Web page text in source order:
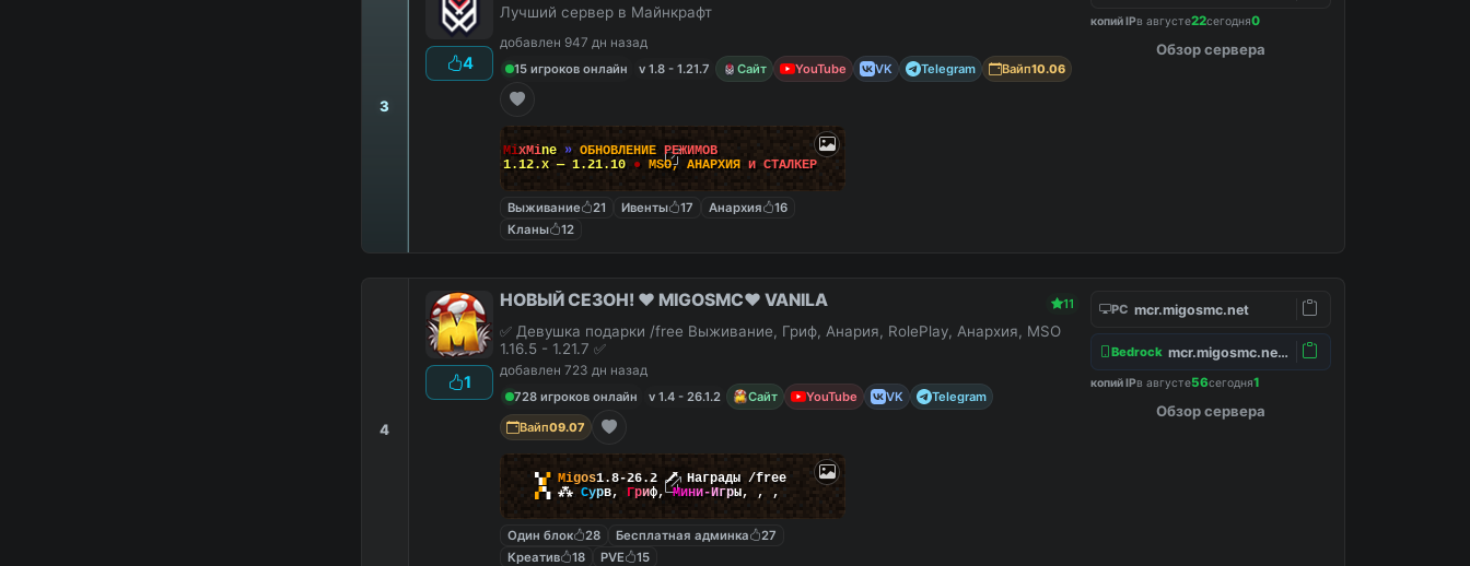
3
4
Лучший сервер в Майнкрафт
добавлен 947 дн назад
15 игроков онлайн
v 1.8 - 1.21.7 Сайт YouTube VK Telegram Вайп10.06
MixMine » ОБНОВЛЕНИЕ РЕЖИМОВ
1.12.x — 1.21.10 ● MSO, АНАРХИЯ и СТАЛКЕР
Выживание 21 Ивенты 17 Анархия
16
Кланы
12
копий IPв августе22сегодня0
Обзор сервера
4
1
НОВЫЙ СЕЗОН! ❤️ MIGOSMC❤️ VANILA 11
✅ Девушка подарки /free Выживание, Гриф, Анария, RolePlay, Анархия, MSO
1.16.5 - 1.21.7 ✅
добавлен 723 дн назад
728 игроков онлайн
v 1.4 - 26.1.2 Сайт YouTube VK
Telegram
Вайп09.07
▚▞ Migos1.8-26.2 🗡 Награды /free
▞▚ ⁂ Сурв, Гриф,Мини-Игры, , ,
Один блок 28 Бесплатная админка
27
Креатив
18 PVE 15
PC mcr.migosmc.net
Bedrock mcr.migosmc.net:19132
копий IPв августе56сегодня1
Обзор сервера